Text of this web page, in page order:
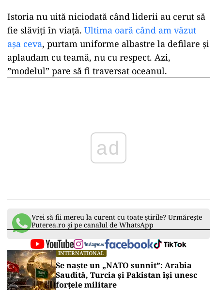
Istoria nu uită niciodată când liderii au cerut să
fie slăviți în viață. Ultima oară când am văzut
așa ceva, purtam uniforme albastre la defilare și
aplaudam cu teamă, nu cu respect. Azi,
”modelul” pare să fi traversat oceanul.
ad
Vrei să fii mereu la curent cu toate știrile? Urmărește
Puterea.ro și pe canalul de WhatsApp
INTERNAȚIONAL
Se naște un „NATO sunnit”: Arabia
Saudită, Turcia și Pakistan își unesc
forțele militare